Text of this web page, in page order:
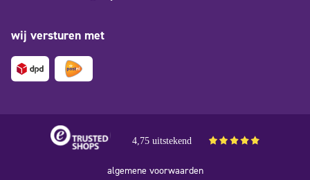
wij versturen met
4,75 uitstekend
algemene voorwaarden